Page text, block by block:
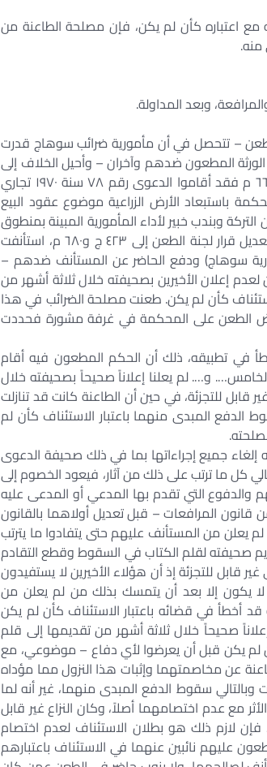
مع اعتباره كأن لم يكن، فإن مصلحة الطاعنة من
وبعد المداولة.
– تتحصل في أن مأمورية ضرائب سوهاج قدرت
١٩٦٣ بمبلغ ٢٥٣٥٢ ج و٨٦١ م وإذ اعترض الورثة المطعون ضدهم وآخران – وأحيل الخلاف إلى
لجنة الطعن التي قررت بتاريخ ٢٤/ ٢/ ١٩٧٠ تخفيض التقدير إلى ٢٠٢٠٥ ج و٦٦١ م فقد أقاموا الدعوى رقم ٧٨ سنة ١٩٧٠ تجاري
في هذا القرار، وبتاريخ ١٠/ ٤/ ١٩٧٠ حكمت المحكمة باستبعاد الأرض الزراعية موضوع عقود البيع
و١٩٥٦ إلى…. و…. و…. و…. من التركة وبندب خبير لأداء المأمورية المبينة بمنطوق
الحكم، وبعد أن قدم الخبير تقريره عادت وبتاريخ ١٢/ ٢/ ١٩٧٢ فحكمت بتعديل قرار لجنة الطعن إلى ٤٢٣ ج و٦٨٠ م، استأنفت
رقم ٤ سنة ٤٧ ق أسيوط (مأمورية سوهاج) ودفع الحاضر عن المستأنف ضدهم –
إعلان الأخيرين بصحيفته خلال ثلاثة أشهر من
حكمت المحكمة باعتبار الاستئناف كأن لم يكن. طعنت مصلحة الضرائب في هذا
الطعن على المحكمة في غرفة مشورة فحددت
في تطبيقه، ذلك أن الحكم المطعون فيه أقام
و…. لم يعلنا إعلاناً صحيحاً بصحيفته خلال
قابل للتجزئة، في حين أن الطاعنة كانت قد تنازلت
المبدى منهما باعتبار الاستئناف كأن لم
جميع إجراءاتها بما في ذلك صحيفة الدعوى
المرافعات، ويزيل بالتالي كل ما ترتب على ذلك من آثار، فيعود الخصوم إلى
والدفوع التي تقدم بها المدعي أو المدعى عليه
نظر الدعوى، ولئن كان الجزاء المنصوص عليه في المادتين ٧٠ و٢٤٠ من قانون المرافعات – قبل تعديل أولاهما بالقانون
من لم يعلن من المستأنف عليهم حتى يتفادوا ما يترتب
صحيفته لقلم الكتاب في السقوط وقطع التقادم
للتجزئة إذ أن هؤلاء الأخيرين لا يستفيدون
يكون إلا بعد أن يتمسك بذلك من لم يعلن من
في قضائه باعتبار الاستئناف كأن لم يكن
صحيحاً خلال ثلاثة أشهر من تقديمها إلى قلم
لم يكن قبل أن يعرضوا لأي دفاع – موضوعي، مع
عن مخاصمتهما وإثبات هذا النزول مما مؤداه
سقوط الدفع المبدى منهما، غير أنه لما
مع عدم اختصامهما أصلاً، وكان النزاع غير قابل
فإن لازم ذلك هو بطلان الاستئناف لعدم اختصام
عليهم نائبين عنهما في الاستئناف باعتبارهم